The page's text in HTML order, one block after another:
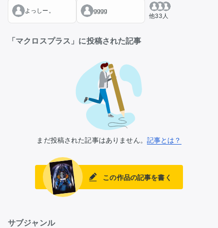
よっしー。 gggg
他33人
「マクロスプラス」に投稿された記事
まだ投稿された記事はありません。 記事とは？
この作品の記事を書く
サブジャンル